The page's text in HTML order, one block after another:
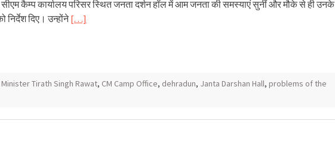
सीएम कैम्प कार्यालय परिसर स्थित जनता दर्शन हॉल में आम जनता की समस्याएं सुनीं और मौके से ही उनके
निर्देश दिए। उन्होंने[…]
Tirath Singh Rawat, CM Camp Office, dehradun, Janta Darshan Hall, problems of the